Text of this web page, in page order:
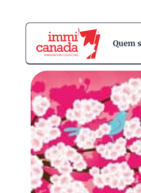
Quem